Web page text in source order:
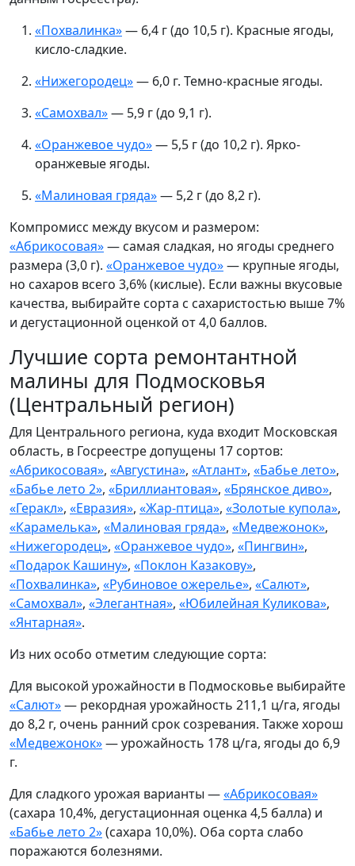
«Похвалинка»— 6,4 г (до 10,5 г). Красные ягоды,
кисло-сладкие.
«Нижегородец»— 6,0 г. Темно-красные ягоды.
«Самохвал»— 5,9 г (до 9,1 г).
«Оранжевое чудо»— 5,5 г (до 10,2 г). Ярко-
оранжевые ягоды.
«Малиновая гряда»— 5,2 г (до 8,2 г).
Компромисс между вкусом и размером:
«Абрикосовая»— самая сладкая, но ягоды среднего
размера (3,0 г). «Оранжевое чудо»— крупные ягоды,
но сахаров всего 3,6% (кислые). Если важны вкусовые
качества, выбирайте сорта с сахаристостью выше 7%
и дегустационной оценкой от 4,0 баллов.
Лучшие сорта ремонтантной
малины для Подмосковья
(Центральный регион)
Для Центрального региона, куда входит Московская
область, в Госреестре допущены 17 сортов:
«Абрикосовая», «Августина», «Атлант», «Бабье лето»,
«Бабье лето 2», «Бриллиантовая», «Брянское диво»,
«Геракл», «Евразия», «Жар-птица», «Золотые купола»,
«Карамелька», «Малиновая гряда», «Медвежонок»,
«Нижегородец», «Оранжевое чудо», «Пингвин»,
«Подарок Кашину», «Поклон Казакову»,
«Похвалинка», «Рубиновое ожерелье», «Салют»,
«Самохвал», «Элегантная», «Юбилейная Куликова»,
«Янтарная».
Из них особо отметим следующие сорта:
Для высокой урожайности в Подмосковье выбирайте
«Салют»— рекордная урожайность 211,1 ц/га, ягоды
до 8,2 г, очень ранний срок созревания. Также хорош
«Медвежонок»— урожайность 178 ц/га, ягоды до 6,9
г.
Для сладкого урожая варианты —«Абрикосовая»
(сахара 10,4%, дегустационная оценка 4,5 балла) и
«Бабье лето 2»(сахара 10,0%). Оба сорта слабо
поражаются болезнями.